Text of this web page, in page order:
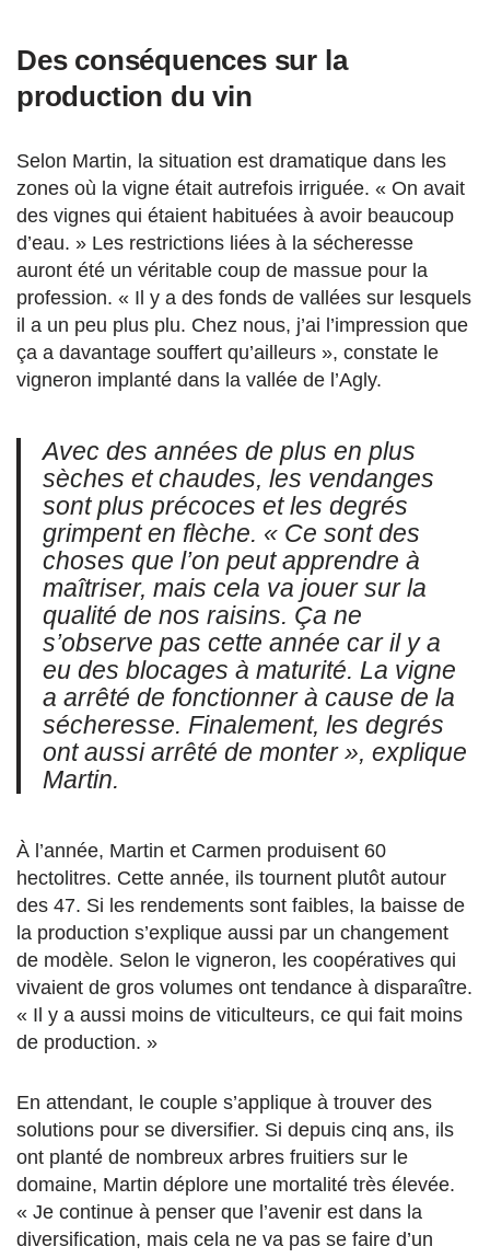
Des conséquences sur la
production du vin
Selon Martin, la situation est dramatique dans les
zones où la vigne était autrefois irriguée. « On avait
des vignes qui étaient habituées à avoir beaucoup
d’eau. » Les restrictions liées à la sécheresse
auront été un véritable coup de massue pour la
profession. « Il y a des fonds de vallées sur lesquels
il a un peu plus plu. Chez nous, j’ai l’impression que
ça a davantage souffert qu’ailleurs », constate le
vigneron implanté dans la vallée de l’Agly.
Avec des années de plus en plus
sèches et chaudes, les vendanges
sont plus précoces et les degrés
grimpent en flèche. « Ce sont des
choses que l’on peut apprendre à
maîtriser, mais cela va jouer sur la
qualité de nos raisins. Ça ne
s’observe pas cette année car il y a
eu des blocages à maturité. La vigne
a arrêté de fonctionner à cause de la
sécheresse. Finalement, les degrés
ont aussi arrêté de monter », explique
Martin.
À l’année, Martin et Carmen produisent 60
hectolitres. Cette année, ils tournent plutôt autour
des 47. Si les rendements sont faibles, la baisse de
la production s’explique aussi par un changement
de modèle. Selon le vigneron, les coopératives qui
vivaient de gros volumes ont tendance à disparaître.
« Il y a aussi moins de viticulteurs, ce qui fait moins
de production. »
En attendant, le couple s’applique à trouver des
solutions pour se diversifier. Si depuis cinq ans, ils
ont planté de nombreux arbres fruitiers sur le
domaine, Martin déplore une mortalité très élevée.
« Je continue à penser que l’avenir est dans la
diversification, mais cela ne va pas se faire d’un